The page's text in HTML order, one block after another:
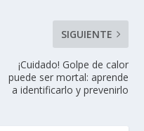
SIGUIENTE
¡Cuidado! Golpe de calor
puede ser mortal: aprende
a identificarlo y prevenirlo